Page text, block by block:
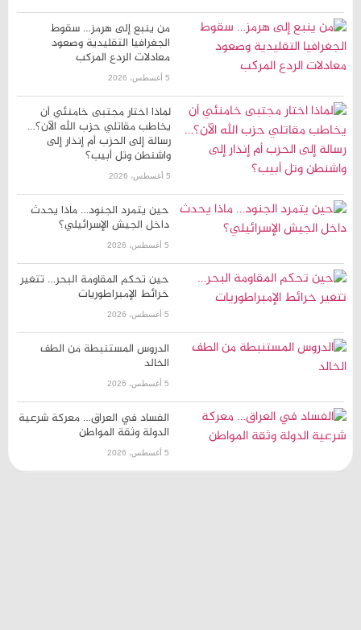
من ينبع إلى هرمز… سقوط
الجغرافيا التقليدية وصعود
معادلات الردع المركب
5 أغسطس، 2026
لماذا اختار مجتبى خامنئي أن
يخاطب مقاتلي حزب الله الآن؟…
رسالة إلى الحزب أم إنذار إلى
واشنطن وتل أبيب؟
5 أغسطس، 2026
حين يتمرد الجنود… ماذا يحدث
داخل الجيش الإسرائيلي؟
5 أغسطس، 2026
حين تحكم المقاومة البحر… تتغير
خرائط الإمبراطوريات
5 أغسطس، 2026
الدروس المستنبطة من الطف
الخالد
5 أغسطس، 2026
الفساد في العراق… معركة شرعية
الدولة وثقة المواطن
5 أغسطس، 2026